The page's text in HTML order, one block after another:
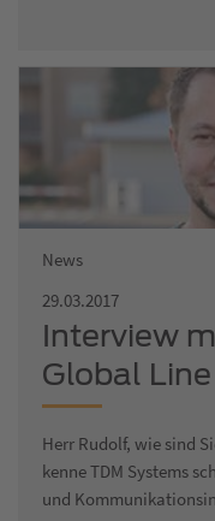
News
29.03.2017
Interview
Global
Herr Rudolf, wie sind
kenne TDM Systems
und